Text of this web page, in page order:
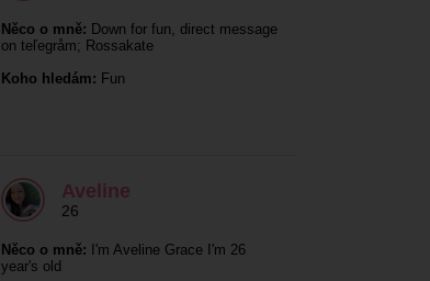
Něco o mně: Down for fun, direct message
on teľegråm; Rossakate
Koho hledám: Fun
Aveline
26
Něco o mně: I'm Aveline Grace I'm 26
year's old